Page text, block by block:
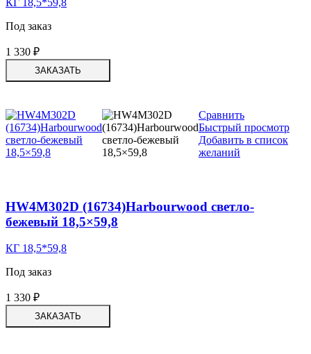
КГ 18,5*59,8
Под заказ
1 330 ₽
ЗАКАЗАТЬ
Сравнить
Быстрый просмотр
Добавить в список
желаний
HW4M302D (16734)Harbourwood светло-
бежевый 18,5×59,8
КГ 18,5*59,8
Под заказ
1 330 ₽
ЗАКАЗАТЬ